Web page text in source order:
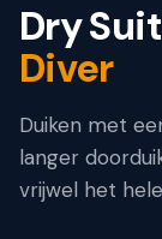
Dry Suit
Diver
Duiken met
langer
vrijwel het